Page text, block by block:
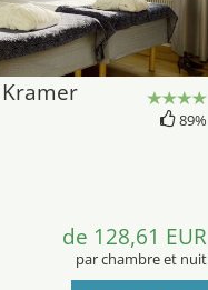
89%
de 128,61 EUR
par chambre et nuit